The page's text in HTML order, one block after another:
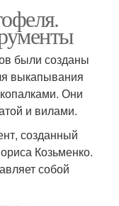
были созданы
выкапывания
Они
и вилами.
созданный
Козьменко.
собой